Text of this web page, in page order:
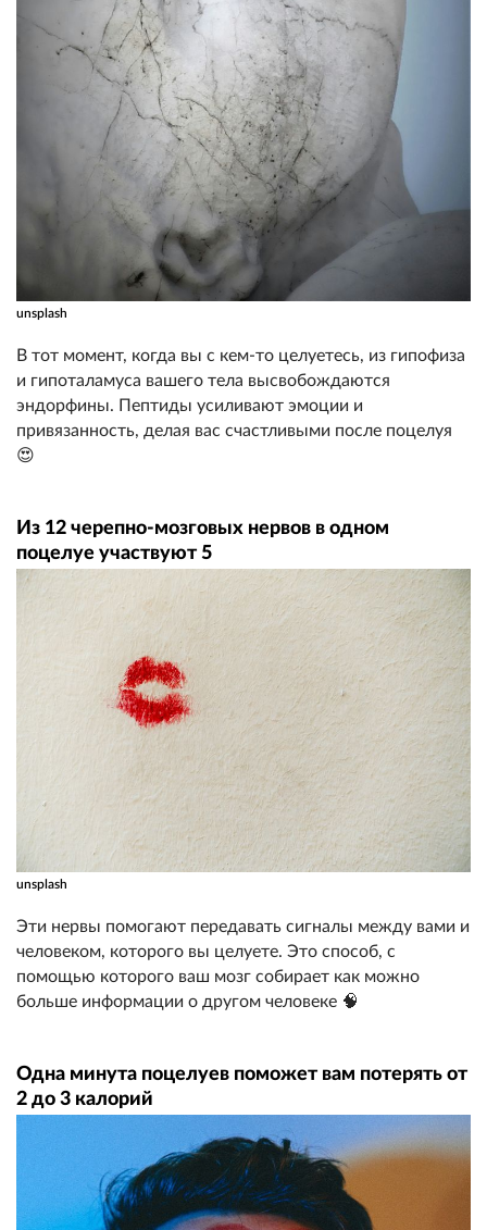
unsplash
В тот момент, когда вы с кем-то целуетесь, из гипофиза
и гипоталамуса вашего тела высвобождаются
эндорфины. Пептиды усиливают эмоции и
привязанность, делая вас счастливыми после поцелуя
😍
Из 12 черепно-мозговых нервов в одном
поцелуе участвуют 5
unsplash
Эти нервы помогают передавать сигналы между вами и
человеком, которого вы целуете. Это способ, с
помощью которого ваш мозг собирает как можно
больше информации о другом человеке 🧠
Одна минута поцелуев поможет вам потерять от
2 до 3 калорий